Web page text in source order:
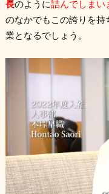
長のように詰んでしまい
のなかでもこの誇りを
業となるでしょう。